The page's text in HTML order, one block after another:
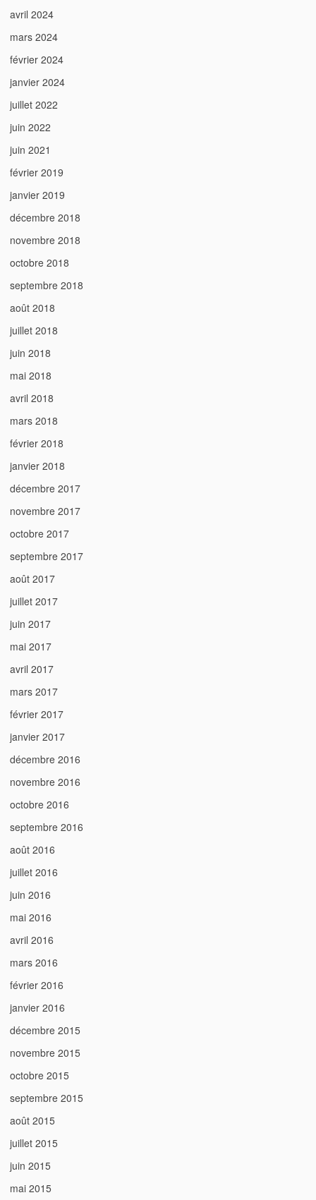
avril 2024
mars 2024
février 2024
janvier 2024
juillet 2022
juin 2022
juin 2021
février 2019
janvier 2019
décembre 2018
novembre 2018
octobre 2018
septembre 2018
août 2018
juillet 2018
juin 2018
mai 2018
avril 2018
mars 2018
février 2018
janvier 2018
décembre 2017
novembre 2017
octobre 2017
septembre 2017
août 2017
juillet 2017
juin 2017
mai 2017
avril 2017
mars 2017
février 2017
janvier 2017
décembre 2016
novembre 2016
octobre 2016
septembre 2016
août 2016
juillet 2016
juin 2016
mai 2016
avril 2016
mars 2016
février 2016
janvier 2016
décembre 2015
novembre 2015
octobre 2015
septembre 2015
août 2015
juillet 2015
juin 2015
mai 2015